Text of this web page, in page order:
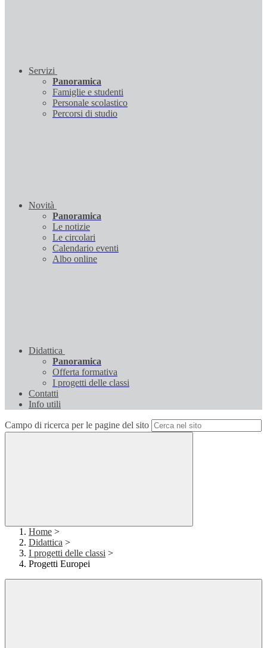
Servizi
Panoramica
Famiglie e studenti
Personale scolastico
Percorsi di studio
Novità
Panoramica
Le notizie
Le circolari
Calendario eventi
Albo online
Didattica
Panoramica
Offerta formativa
I progetti delle classi
Contatti
Info utili
Campo di ricerca per le pagine del sito
Home >
Didattica >
I progetti delle classi >
Progetti Europei